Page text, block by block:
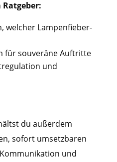
welcher Lampenfieber-
für souveräne Auftritte
und
du außerdem
sofort umsetzbaren
und